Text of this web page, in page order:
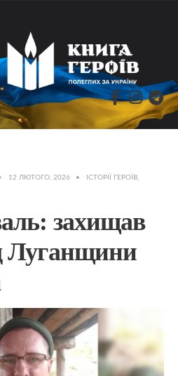
12 ЛЮТОГО, 2026 • ІСТОРІЇ ГЕРОЇВ,
захищав
Луганщини